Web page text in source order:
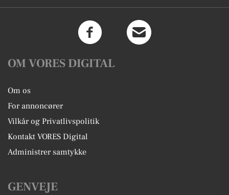
OM VORES DIGITAL
Om os
For annoncører
Vilkår og Privatlivspolitik
Kontakt VORES Digital
Administrer samtykke
GENVEJE